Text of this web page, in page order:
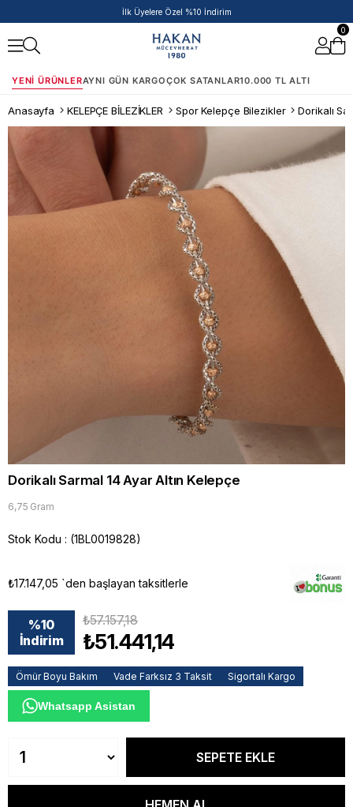
50.000 TL ve Üzeri Siparişlere Ek %5 İndirim Fırsatı!
0
YENI ÜRÜNLERAYNI GÜN KARGOÇOK SATANLAR10.000 TL ALTI
Anasayfa KELEPÇE BİLEZİKLER Spor Kelepçe Bilezikler Dorikalı
Dorikalı Sarmal 14 Ayar Altın Kelepçe
6,75 Gram
Stok Kodu (1BL0019828)
₺17.147,05 `den başlayan taksitlerle
%10
İndirim
₺57.157,18
₺51.441,14
Ömür Boyu Bakım Vade Farksız 3 Taksit Sigortalı Kargo
Whatsapp Asistan